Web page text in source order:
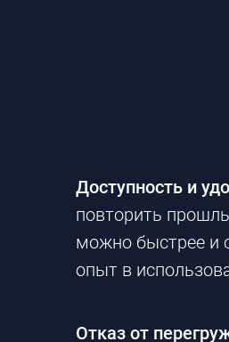
Доступность и
повторить
можно быстрее и
опыт в
Отказ от